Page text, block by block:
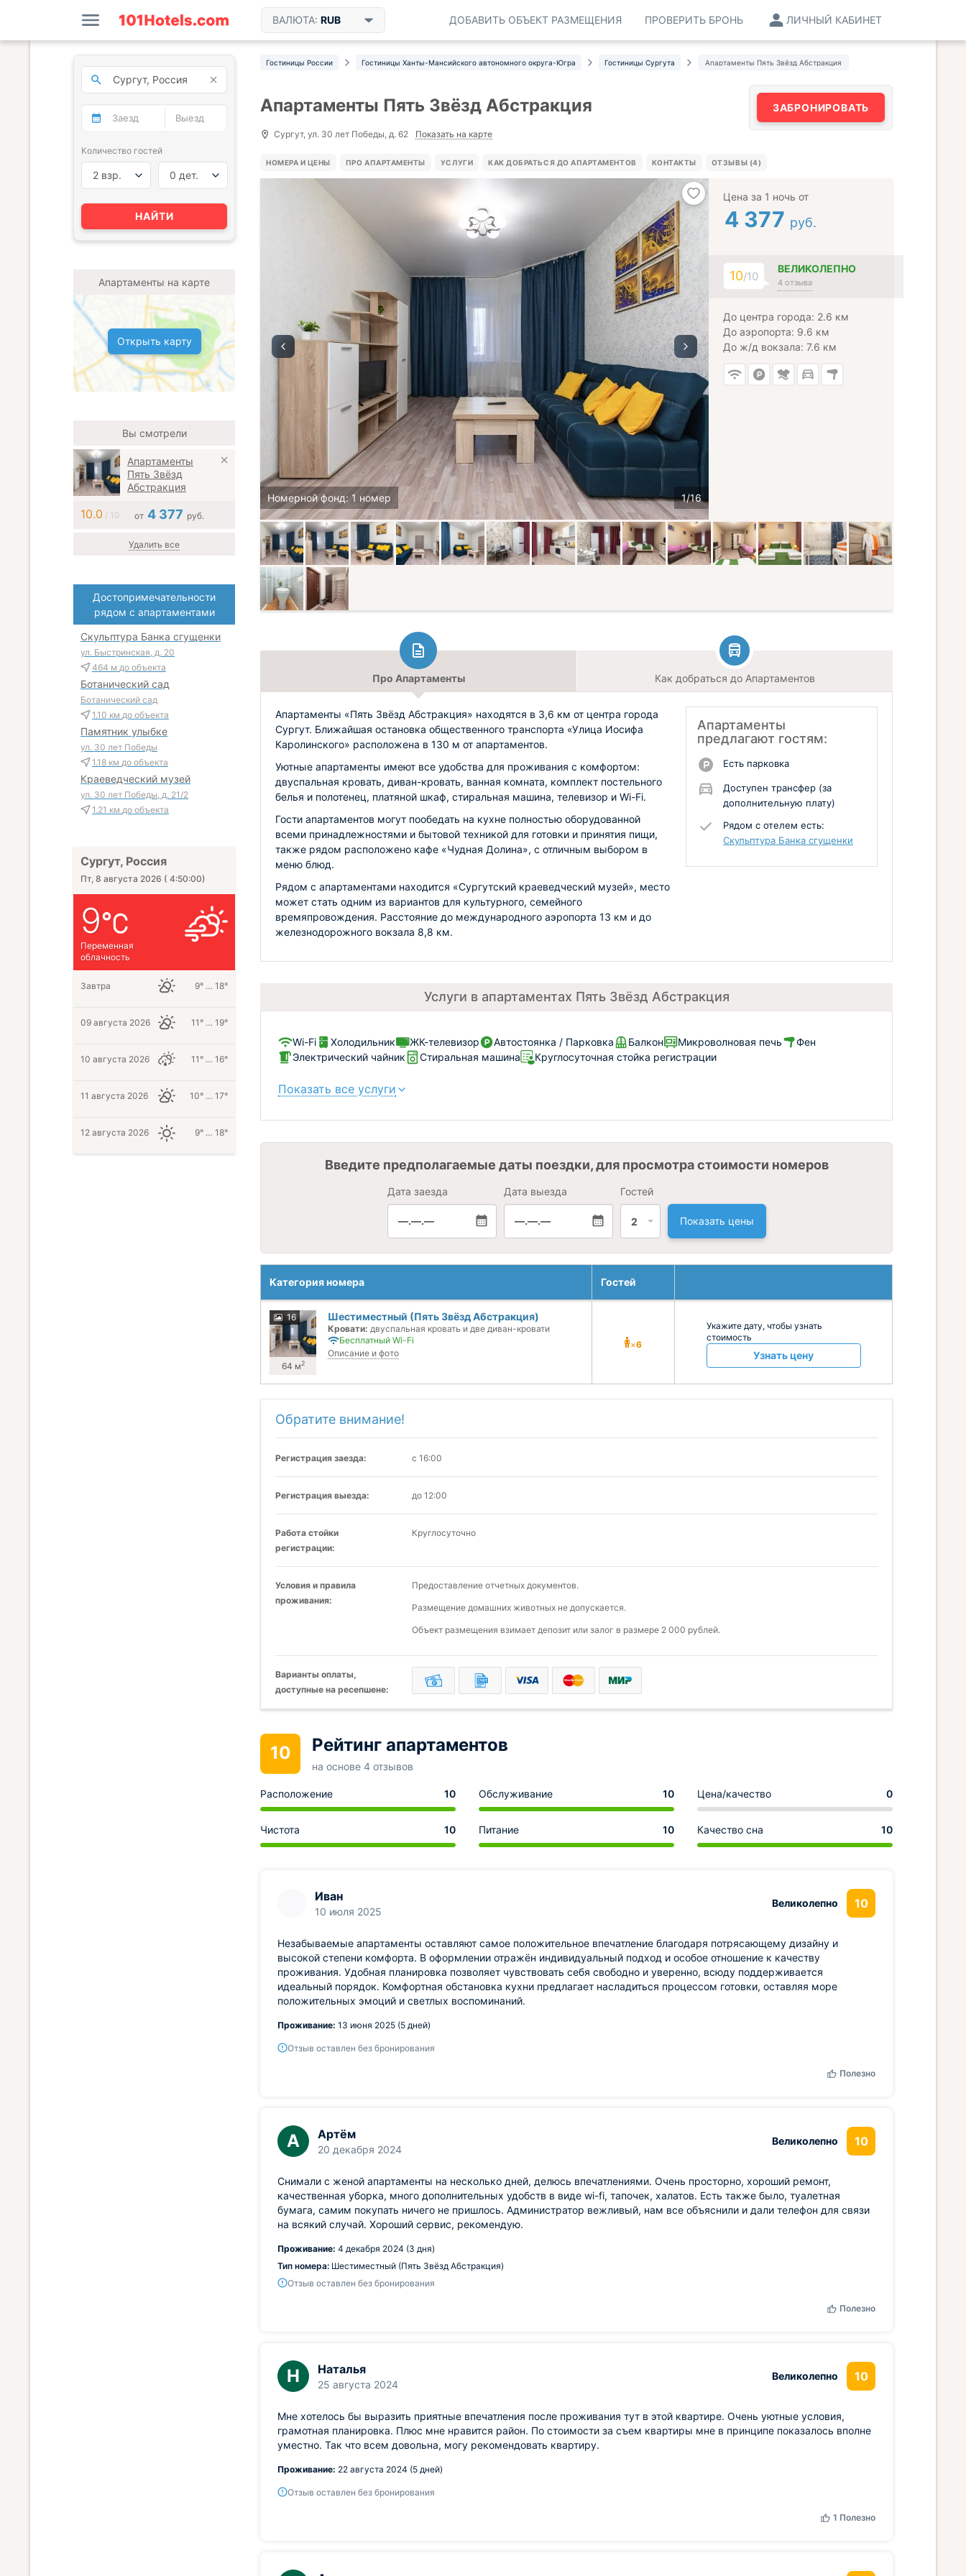
ВАЛЮТА: RUB ЛИЧНЫЙ КАБИНЕТ
ПРОВЕРИТЬ БРОНЬ
ДОБАВИТЬ ОБЪЕКТ РАЗМЕЩЕНИЯ
Гостиницы России Гостиницы Ханты-Мансийского автономного округа-Югра Гостиницы Сургута Апартаменты Пять Звёзд Абстракция
Апартаменты Пять Звёзд Абстракция
Сургут, ул. 30 лет Победы, д. 62 Показать на карте
ЗАБРОНИРОВАТЬ
НОМЕРА И ЦЕНЫ ПРО АПАРТАМЕНТЫ УСЛУГИ КАК ДОБРАТЬСЯ ДО АПАРТАМЕНТОВ КОНТАКТЫ ОТЗЫВЫ (4)
Номерной фонд: 1 номер
Цена за 1 ночь от
4 377 руб.
10/10
ВЕЛИКОЛЕПНО
4 отзыва
До центра города: 2.6 км
До аэропорта: 9.6 км
До ж/д вокзала: 7.6 км
Про Апартаменты Как добраться до Апартаментов
Апартаменты
предлагают гостям:
Есть парковка
Доступен трансфер (за
дополнительную плату)
Рядом с отелем есть:
Скульптура Банка сгущенки
Апартаменты «Пять Звёзд Абстракция» находятся в 3,6 км от центра города
Сургут. Ближайшая остановка общественного транспорта «Улица Иосифа
Каролинского» расположена в 130 м от апартаментов.
Уютные апартаменты имеют все удобства для проживания с комфортом:
двуспальная кровать, диван-кровать, ванная комната, комплект постельного
белья и полотенец, платяной шкаф, стиральная машина, телевизор и Wi-Fi.
Гости апартаментов могут пообедать на кухне полностью оборудованной
всеми принадлежностями и бытовой техникой для готовки и принятия пищи,
также рядом расположено кафе «Чудная Долина», с отличным выбором в
меню блюд.
Рядом с апартаментами находится «Сургутский краеведческий музей», место
может стать одним из вариантов для культурного, семейного
времяпровождения. Расстояние до международного аэропорта 13 км и до
железнодорожного вокзала 8,8 км.
Услуги в апартаментах Пять Звёзд Абстракция
Wi-Fi Холодильник ЖК-телевизор Автостоянка / Парковка Балкон Микроволновая печь
Фен
Электрический чайник
Стиральная машина Круглосуточная стойка регистрации
Показать все услуги
Введите предполагаемые даты поездки, для просмотра стоимости номеров
Дата заезда
—.—.—
Дата выезда
—.—.—
Гостей
2 Показать цены
Категория номера Гостей
16
64 м2
Шестиместный (Пять Звёзд Абстракция)
Кровати: двуспальная кровать и две диван-кровати
Бесплатный Wi-Fi
Описание и фото
×6
Укажите дату, чтобы узнать
стоимость
Узнать цену
Обратите внимание!
Регистрация заезда: с 16:00
Регистрация выезда: до 12:00
Работа стойки
регистрации:
Круглосуточно
Условия и правила
проживания:
Предоставление отчетных документов.
Размещение домашних животных не допускается.
Объект размещения взимает депозит или залог в размере 2 000 рублей.
Варианты оплаты,
доступные на ресепшене:
10 Рейтинг апартаментов
на основе 4 отзывов
Расположение 10 Обслуживание 10 Цена/качество 0
Чистота 10 Питание 10 Качество сна 10
Иван
10 июля 2025
Великолепно 10
Незабываемые апартаменты оставляют самое положительное впечатление благодаря потрясающему дизайну и
высокой степени комфорта. В оформлении отражён индивидуальный подход и особое отношение к качеству
проживания. Удобная планировка позволяет чувствовать себя свободно и уверенно, всюду поддерживается
идеальный порядок. Комфортная обстановка кухни предлагает насладиться процессом готовки, оставляя море
положительных эмоций и светлых воспоминаний.
Проживание: 13 июня 2025 (5 дней)
Отзыв оставлен без бронирования
Полезно
А Артём
20 декабря 2024
Великолепно 10
Снимали с женой апартаменты на несколько дней, делюсь впечатлениями. Очень просторно, хороший ремонт,
качественная уборка, много дополнительных удобств в виде wi-fi, тапочек, халатов. Есть также было, туалетная
бумага, самим покупать ничего не пришлось. Администратор вежливый, нам все объяснили и дали телефон для связи
на всякий случай. Хороший сервис, рекомендую.
Проживание: 4 декабря 2024 (3 дня)
Тип номера: Шестиместный (Пять Звёзд Абстракция)
Отзыв оставлен без бронирования
Полезно
Н Наталья
25 августа 2024
Великолепно 10
Мне хотелось бы выразить приятные впечатления после проживания тут в этой квартире. Очень уютные условия,
грамотная планировка. Плюс мне нравится район. По стоимости за съем квартиры мне в принципе показалось вполне
уместно. Так что всем довольна, могу рекомендовать квартиру.
Проживание: 22 августа 2024 (5 дней)
Отзыв оставлен без бронирования
1 Полезно
Количество гостей
2 взр. 0 дет.
НАЙТИ
Апартаменты на карте
Открыть карту
Вы смотрели
Апартаменты
Пять Звёзд
Абстракция
10.0 / 10 от 4 377 руб.
Удалить все
Достопримечательности
рядом с апартаментами
Скульптура Банка сгущенки
ул. Быстринская, д. 20
464 м до объекта
Ботанический сад
Ботанический сад
1.10 км до объекта
Памятник улыбке
ул. 30 лет Победы
1.18 км до объекта
Краеведческий музей
ул. 30 лет Победы, д. 21/2
1.21 км до объекта
Сургут, Россия
Пт, 8 августа 2026 ( 4:50:00)
9
Переменная
облачность
Завтра 9° … 18°
09 августа 2026 11° … 19°
10 августа 2026 11° … 16°
11 августа 2026 10° … 17°
12 августа 2026 9° … 18°